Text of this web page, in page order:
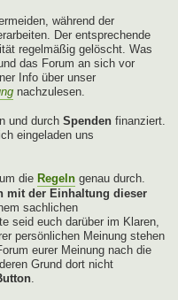
während der
Der entsprechende
regelmäßig gelöscht. Was
das Forum an sich vor
Info über unser
nachzulesen.
und durch Spenden finanziert.
eingeladen uns
die Regeln genau durch.
mit der Einhaltung dieser
sachlichen
seid euch darüber im Klaren,
persönlichen Meinung stehen
eurer Meinung nach die
Grund dort nicht
.